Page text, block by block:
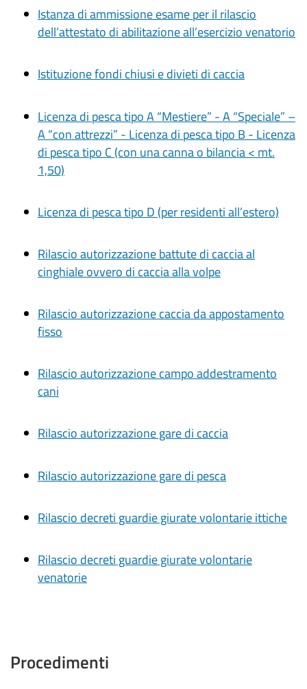
Istanza di ammissione esame per il rilascio
dell’attestato di abilitazione all’esercizio venatorio
Istituzione fondi chiusi e divieti di caccia
Licenza di pesca tipo A “Mestiere” - A “Speciale” –
A “con attrezzi” - Licenza di pesca tipo B - Licenza
di pesca tipo C (con una canna o bilancia < mt.
1,50)
Licenza di pesca tipo D (per residenti all’estero)
Rilascio autorizzazione battute di caccia al
cinghiale ovvero di caccia alla volpe
Rilascio autorizzazione caccia da appostamento
fisso
Rilascio autorizzazione campo addestramento
cani
Rilascio autorizzazione gare di caccia
Rilascio autorizzazione gare di pesca
Rilascio decreti guardie giurate volontarie ittiche
Rilascio decreti guardie giurate volontarie
venatorie
Procedimenti